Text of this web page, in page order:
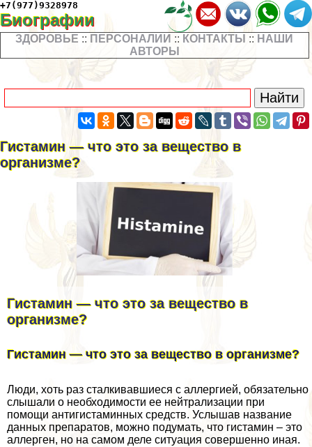
+7(977)9328978
Биографии
ЗДОРОВЬЕ :: ПЕРСОНАЛИИ :: КОНТАКТЫ :: НАШИ
АВТОРЫ
Гистамин — что это за вещество в
организме?
Гистамин — что это за вещество в
организме?
Гистамин — что это за вещество в организме?
Люди, хоть раз сталкивавшиеся с аллергией, обязательно
слышали о необходимости ее нейтрализации при
помощи антигистаминных средств. Услышав название
данных препаратов, можно подумать, что гистамин – это
аллерген, но на самом деле ситуация совершенно иная.